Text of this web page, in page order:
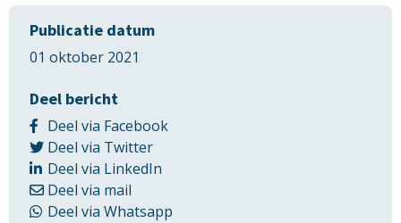
Publicatie datum
01 oktober 2021
Deel bericht
Deel via FacebookDelen
Deel via TwitterDelen
via
Deel via LinkedIn
LinkedIn
Deel via mail
via
Deel via Whatsapp